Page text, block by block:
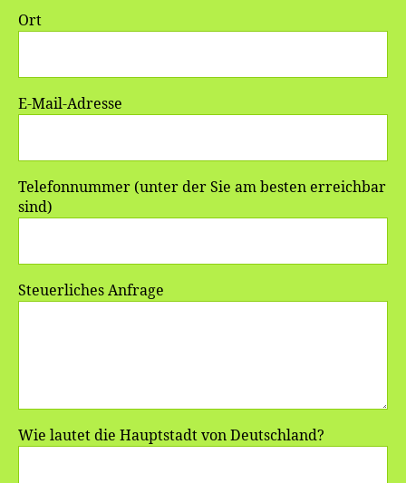
Ort
E-Mail-Adresse
Telefonnummer (unter der Sie am besten erreichbar
sind)
Steuerliches Anfrage
Wie lautet die Hauptstadt von Deutschland?